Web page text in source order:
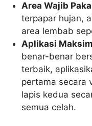
Area Wajib
terpapar hujan,
area lembab
Aplikasi
benar-benar
terbaik,
pertama secara
lapis kedua
semua celah.